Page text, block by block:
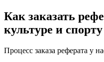
Как заказать
культуре и спорту
Процесс заказа реферата у